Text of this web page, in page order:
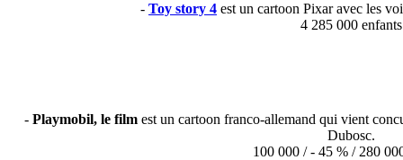
- Toy story 4 est un cartoon Pixar avec les
4 285 000 enfants
- Playmobil, le film est un cartoon franco-allemand qui vient
Dubosc.
100 000 / - 45 % / 280